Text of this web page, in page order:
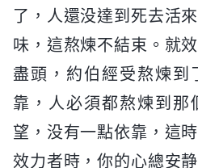
了，人還没達到死去活
味，這熬煉不結束。就
盡頭，約伯經受熬煉到
靠，人必須都熬煉到那
望，没有一點依靠，這
效力者時，你的心總安